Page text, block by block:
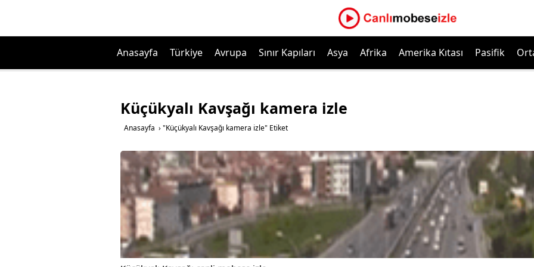
Anasayfa Türkiye Avrupa Sınır Kapıları Asya Afrika Amerika Kıtası Pasifik
Küçükyalı Kavşağı kamera izle
Anasayfa › "Küçükyalı Kavşağı kamera izle" Etiket